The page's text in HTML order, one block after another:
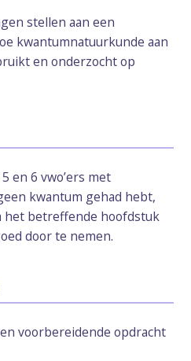
stellen aan een
kwantumnatuurkunde aan
en onderzocht op
en 6 vwo’ers met
kwantum gehad hebt,
het betreffende hoofdstuk
door te nemen.
voorbereidende opdracht